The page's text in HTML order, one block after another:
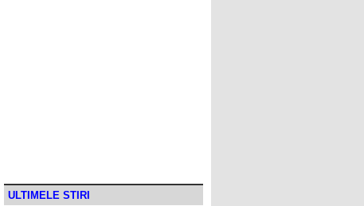
ULTIMELE STIRI